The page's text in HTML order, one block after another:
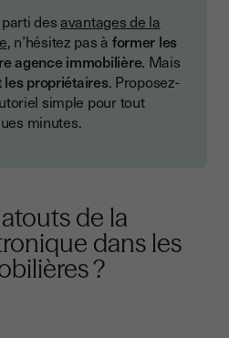
desavantages de la
, n’hésitez pas à former les
agence immobilière. Mais
propriétaires. Proposez-
simple pour tout
minutes.
de la
dans les
?